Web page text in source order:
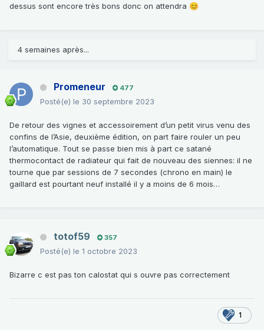
dessus sont encore très bons donc on attendra 😊
4 semaines après...
Promeneur 477
Posté(e) le 30 septembre 2023
De retour des vignes et accessoirement d’un petit virus venu des
confins de l’Asie, deuxième édition, on part faire rouler un peu
l’automatique. Tout se passe bien mis à part ce satané
thermocontact de radiateur qui fait de nouveau des siennes: il ne
tourne que par sessions de 7 secondes (chrono en main) le
gaillard est pourtant neuf installé il y a moins de 6 mois…
totof59 357
Posté(e) le 1 octobre 2023
Bizarre c est pas ton calostat qui s ouvre pas correctement
1